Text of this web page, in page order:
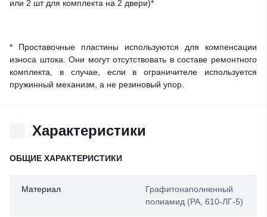
или 2 шт для комплекта на 2 двери)*
* Проставочные пластины используются для компенсации
износа штока. Они могут отсутствовать в составе ремонтного
комплекта, в случае, если в ограничителе используется
пружинный механизм, а не резиновый упор.
Характеристики
ОБЩИЕ ХАРАКТЕРИСТИКИ
Материал
Графитонаполненный
полиамид (PA, 610-ЛГ-5)